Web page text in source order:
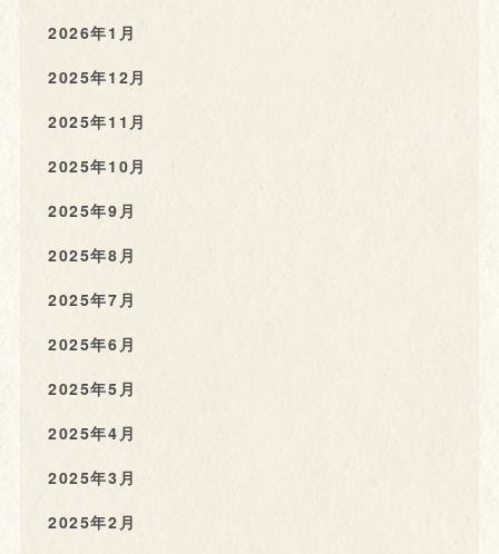
2026年1月
2025年12月
2025年11月
2025年10月
2025年9月
2025年8月
2025年7月
2025年6月
2025年5月
2025年4月
2025年3月
2025年2月